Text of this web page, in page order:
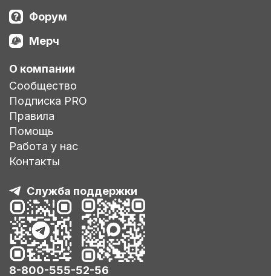
Форум
Мерч
О компании
Сообщество
Подписка PRO
Правила
Помощь
Работа у нас
Контакты
Служба поддержки
8-800-555-52-56